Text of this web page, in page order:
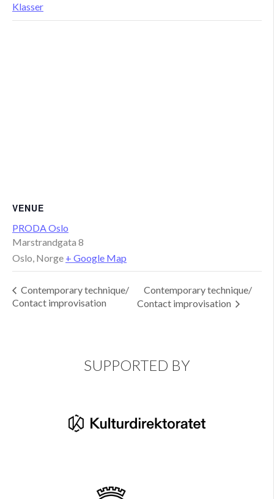
Klasser
VENUE
PRODA Oslo
Marstrandgata 8
Oslo, Norge + Google Map
Contemporary technique/
Contact improvisation
Contemporary technique/
Contact improvisation
SUPPORTED BY